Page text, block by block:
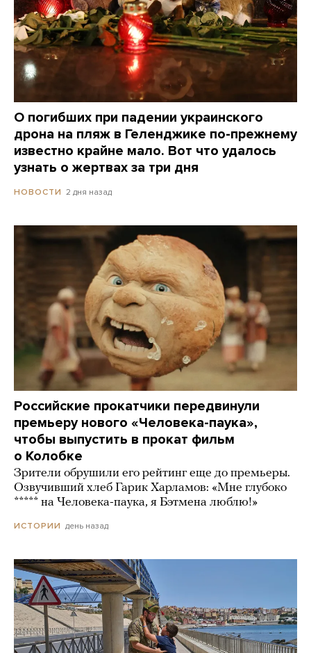
О погибших при падении украинского
дрона на пляж в Геленджике по-прежнему
известно крайне мало. Вот что удалось
узнать о жертвах за три дня
НОВОСТИ 2 дня назад
Российские прокатчики передвинули
премьеру нового «Человека-паука»,
чтобы выпустить в прокат фильм
о Колобке
Зрители обрушили его рейтинг еще до премьеры.
Озвучивший хлеб Гарик Харламов: «Мне глубоко
***** на Человека-паука, я Бэтмена люблю!»
ИСТОРИИ день назад